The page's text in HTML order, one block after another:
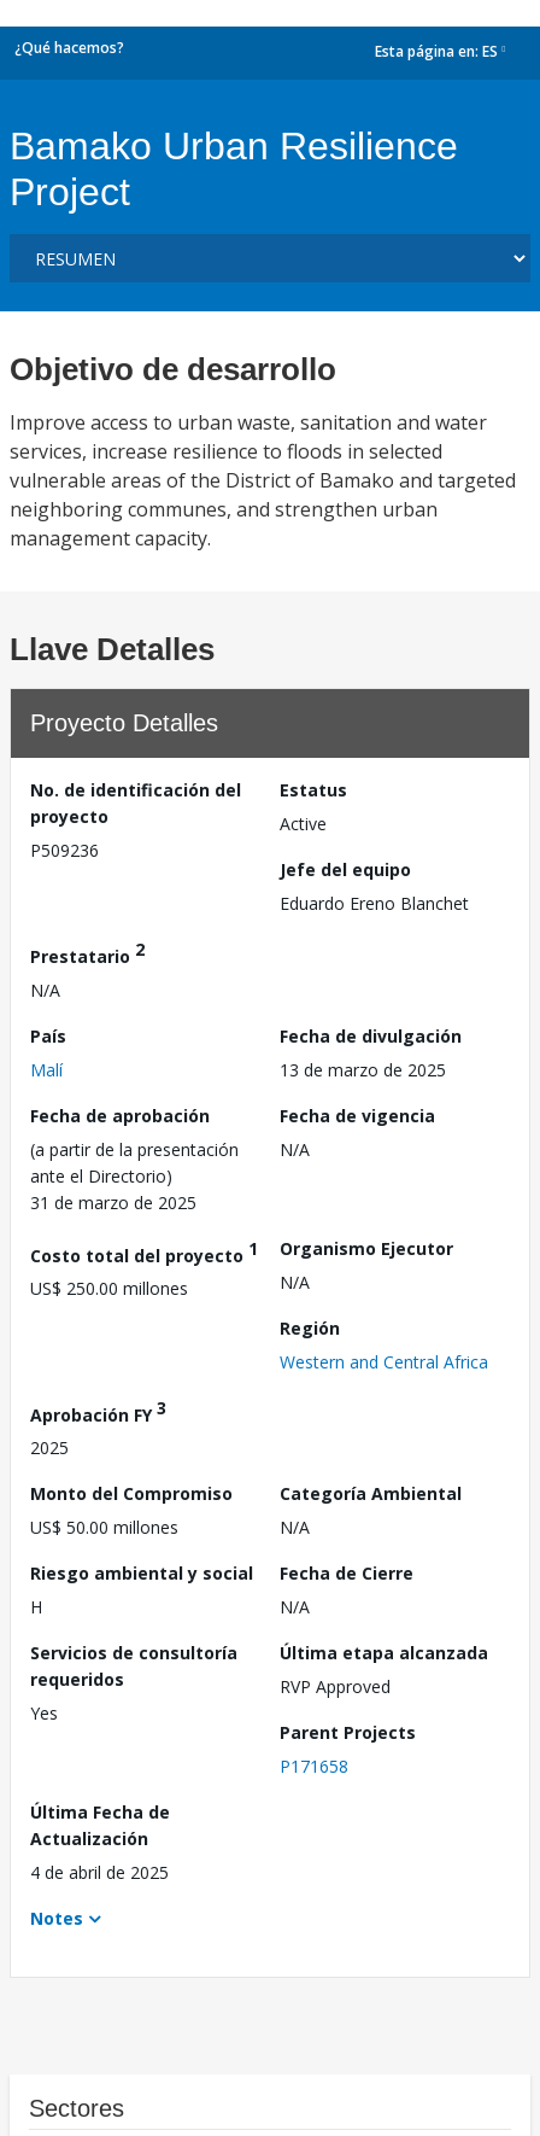
¿Qué hacemos? Esta página en: ES
Bamako Urban Resilience
Project
Objetivo de desarrollo
Improve access to urban waste, sanitation and water
services, increase resilience to floods in selected
vulnerable areas of the District of Bamako and targeted
neighboring communes, and strengthen urban
management capacity.
Llave Detalles
Proyecto Detalles
No. de identificación del
proyecto
P509236
Estatus
Active
Jefe del equipo
Eduardo Ereno Blanchet
Prestatario 2
N/A
País
Malí
Fecha de divulgación
13 de marzo de 2025
Fecha de aprobación
(a partir de la presentación
ante el Directorio)
31 de marzo de 2025
Fecha de vigencia
N/A
Costo total del proyecto 1
US$ 250.00 millones
Organismo Ejecutor
N/A
Región
Western and Central Africa
Aprobación FY3
2025
Monto del Compromiso
US$ 50.00 millones
Categoría Ambiental
N/A
Riesgo ambiental y social
H
Fecha de Cierre
N/A
Servicios de consultoría
requeridos
Yes
Última etapa alcanzada
RVP Approved
Parent Projects
P171658
Última Fecha de
Actualización
4 de abril de 2025
Notes
Sectores